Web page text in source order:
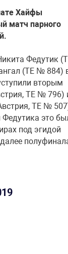
Хайфы
матч парного
Федутик
(TE № 884)
вторым
TE № 796)
TE №
это
под эгидой